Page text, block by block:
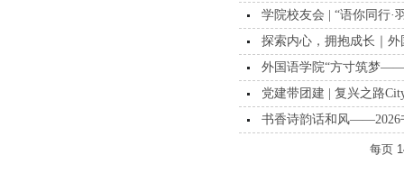
学院校友会 | “语你同行·
探索内心，拥抱成长｜
外国语学院“方寸筑梦——
党建带团建 | 复兴之路
书香诗韵话和风——2026
每页